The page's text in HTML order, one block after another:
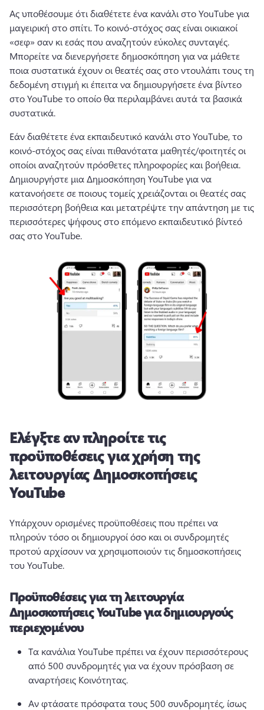
Ας υποθέσουμε ότι διαθέτετε ένα κανάλι στο YouTube για
μαγειρική στο σπίτι. Το κοινό-στόχος σας είναι οικιακοί
Μπορείτε να διενεργήσετε δημοσκόπηση για να μάθετε
ποια συστατικά έχουν οι θεατές σας στο ντουλάπι τους τη
δεδομένη στιγμή κι έπειτα να δημιουργήσετε ένα βίντεο
στο YouTube το οποίο θα περιλαμβάνει αυτά τα βασικά
συστατικά.
Εάν διαθέτετε ένα εκπαιδευτικό κανάλι στο YouTube, το
κοινό-στόχος σας είναι πιθανότατα μαθητές/φοιτητές οι
Δημιουργήστε μια Δημοσκόπηση YouTube για να
κατανοήσετε σε ποιους τομείς χρειάζονται οι θεατές σας
περισσότερη βοήθεια και μετατρέψτε την απάντηση με τις
περισσότερες ψήφους στο επόμενο εκπαιδευτικό βίντεό
σας στο YouTube.
Ελέγξτε αν πληροίτε τις
προϋποθέσεις για χρήση της
λειτουργίας Δημοσκοπήσεις
YouTube
Υπάρχουν ορισμένες προϋποθέσεις που πρέπει να
πληρούν τόσο οι δημιουργοί όσο και οι συνδρομητές
προτού αρχίσουν να χρησιμοποιούν τις δημοσκοπήσεις
του YouTube.
Προϋποθέσεις για τη λειτουργία
Δημοσκοπήσεις YouTube για δημιουργούς
περιεχομένου
Τα κανάλια YouTube πρέπει να έχουν περισσότερους
από 500 συνδρομητές για να έχουν πρόσβαση σε
αναρτήσεις Κοινότητας.
Αν φτάσατε πρόσφατα τους 500 συνδρομητές, ίσως